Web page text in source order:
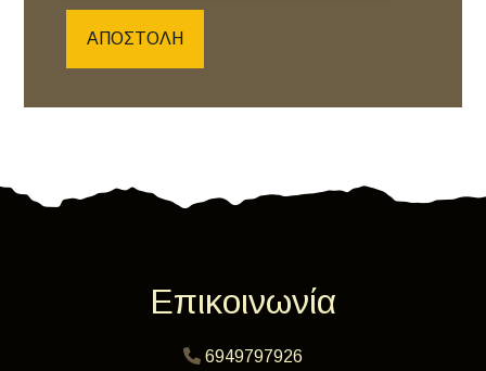
ΑΠΟΣΤΟΛΉ
Επικοινωνία
6949797926